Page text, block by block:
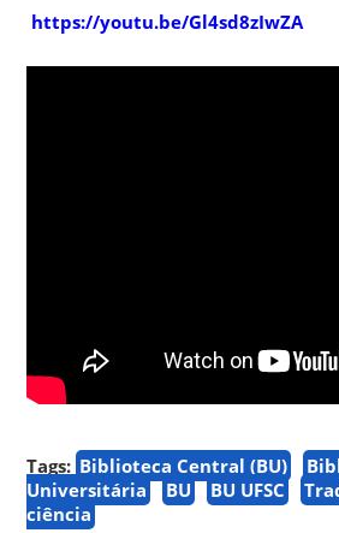
https://youtu.be/Gl4sd8zIwZA
Tags: Biblioteca Central (BU)
Universitária
BU BU UFSC
ciência